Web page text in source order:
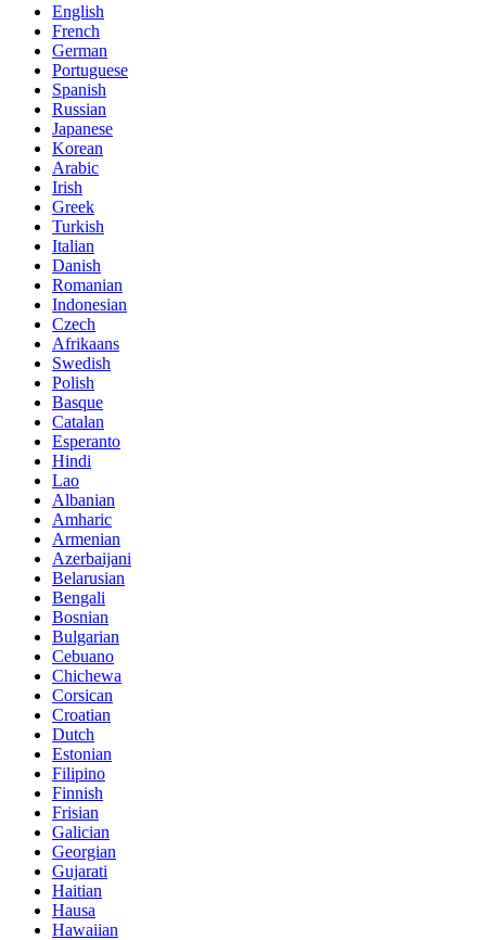
English
French
German
Portuguese
Spanish
Russian
Japanese
Korean
Arabic
Irish
Greek
Turkish
Italian
Danish
Romanian
Indonesian
Czech
Afrikaans
Swedish
Polish
Basque
Catalan
Esperanto
Hindi
Lao
Albanian
Amharic
Armenian
Azerbaijani
Belarusian
Bengali
Bosnian
Bulgarian
Cebuano
Chichewa
Corsican
Croatian
Dutch
Estonian
Filipino
Finnish
Frisian
Galician
Georgian
Gujarati
Haitian
Hausa
Hawaiian